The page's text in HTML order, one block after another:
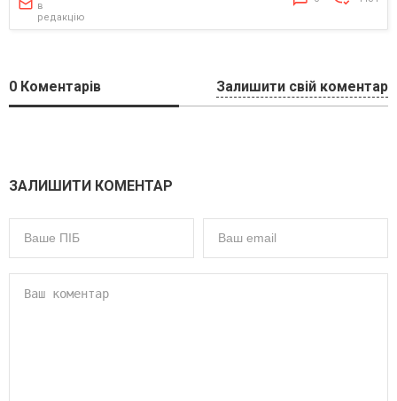
в
редакцію
0 Коментарів Залишити свій коментар
ЗАЛИШИТИ КОМЕНТАР